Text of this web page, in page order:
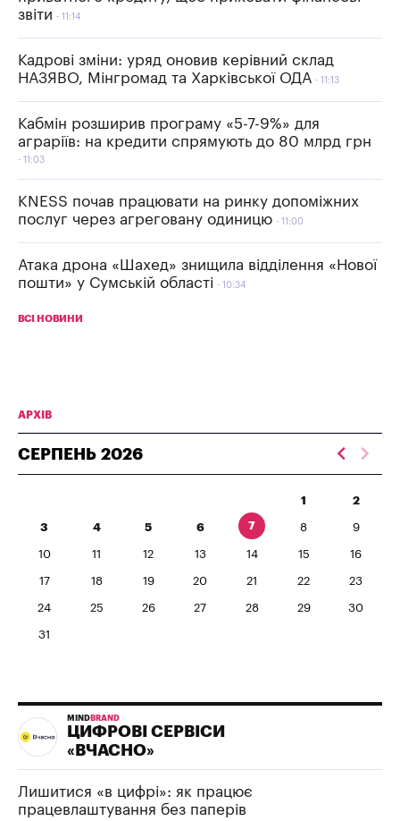
звіти
11:14
Кадрові зміни: уряд оновив керівний склад
НАЗЯВО, Мінгромад та Харківської ОДА
11:13
Кабмін розширив програму «5-7-9%» для
аграріїв: на кредити спрямують до 80 млрд грн
11:03
KNESS почав працювати на ринку допоміжних
послуг через агреговану одиницю
11:00
Атака дрона «Шахед» знищила відділення «Нової
пошти» у Сумській області
10:34
ВСІ НОВИНИ
АРХІВ
СЕРПЕНЬ 2026
1 2
3 4 5 6 7 8 9
10 11 12 13 14 15 16
17 18 19 20 21 22 23
24 25 26 27 28 29 30
31
MIND BRAND
ЦИФРОВІ СЕРВІСИ
«ВЧАСНО»
Лишитися «в цифрі»: як працює
працевлаштування без паперів